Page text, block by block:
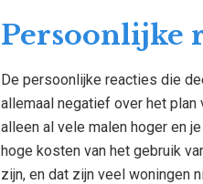
Persoonlijke
De persoonlijke reacties die
allemaal negatief over het
alleen al vele malen hoger en
hoge kosten van het gebruik
zijn, en dat zijn veel woningen